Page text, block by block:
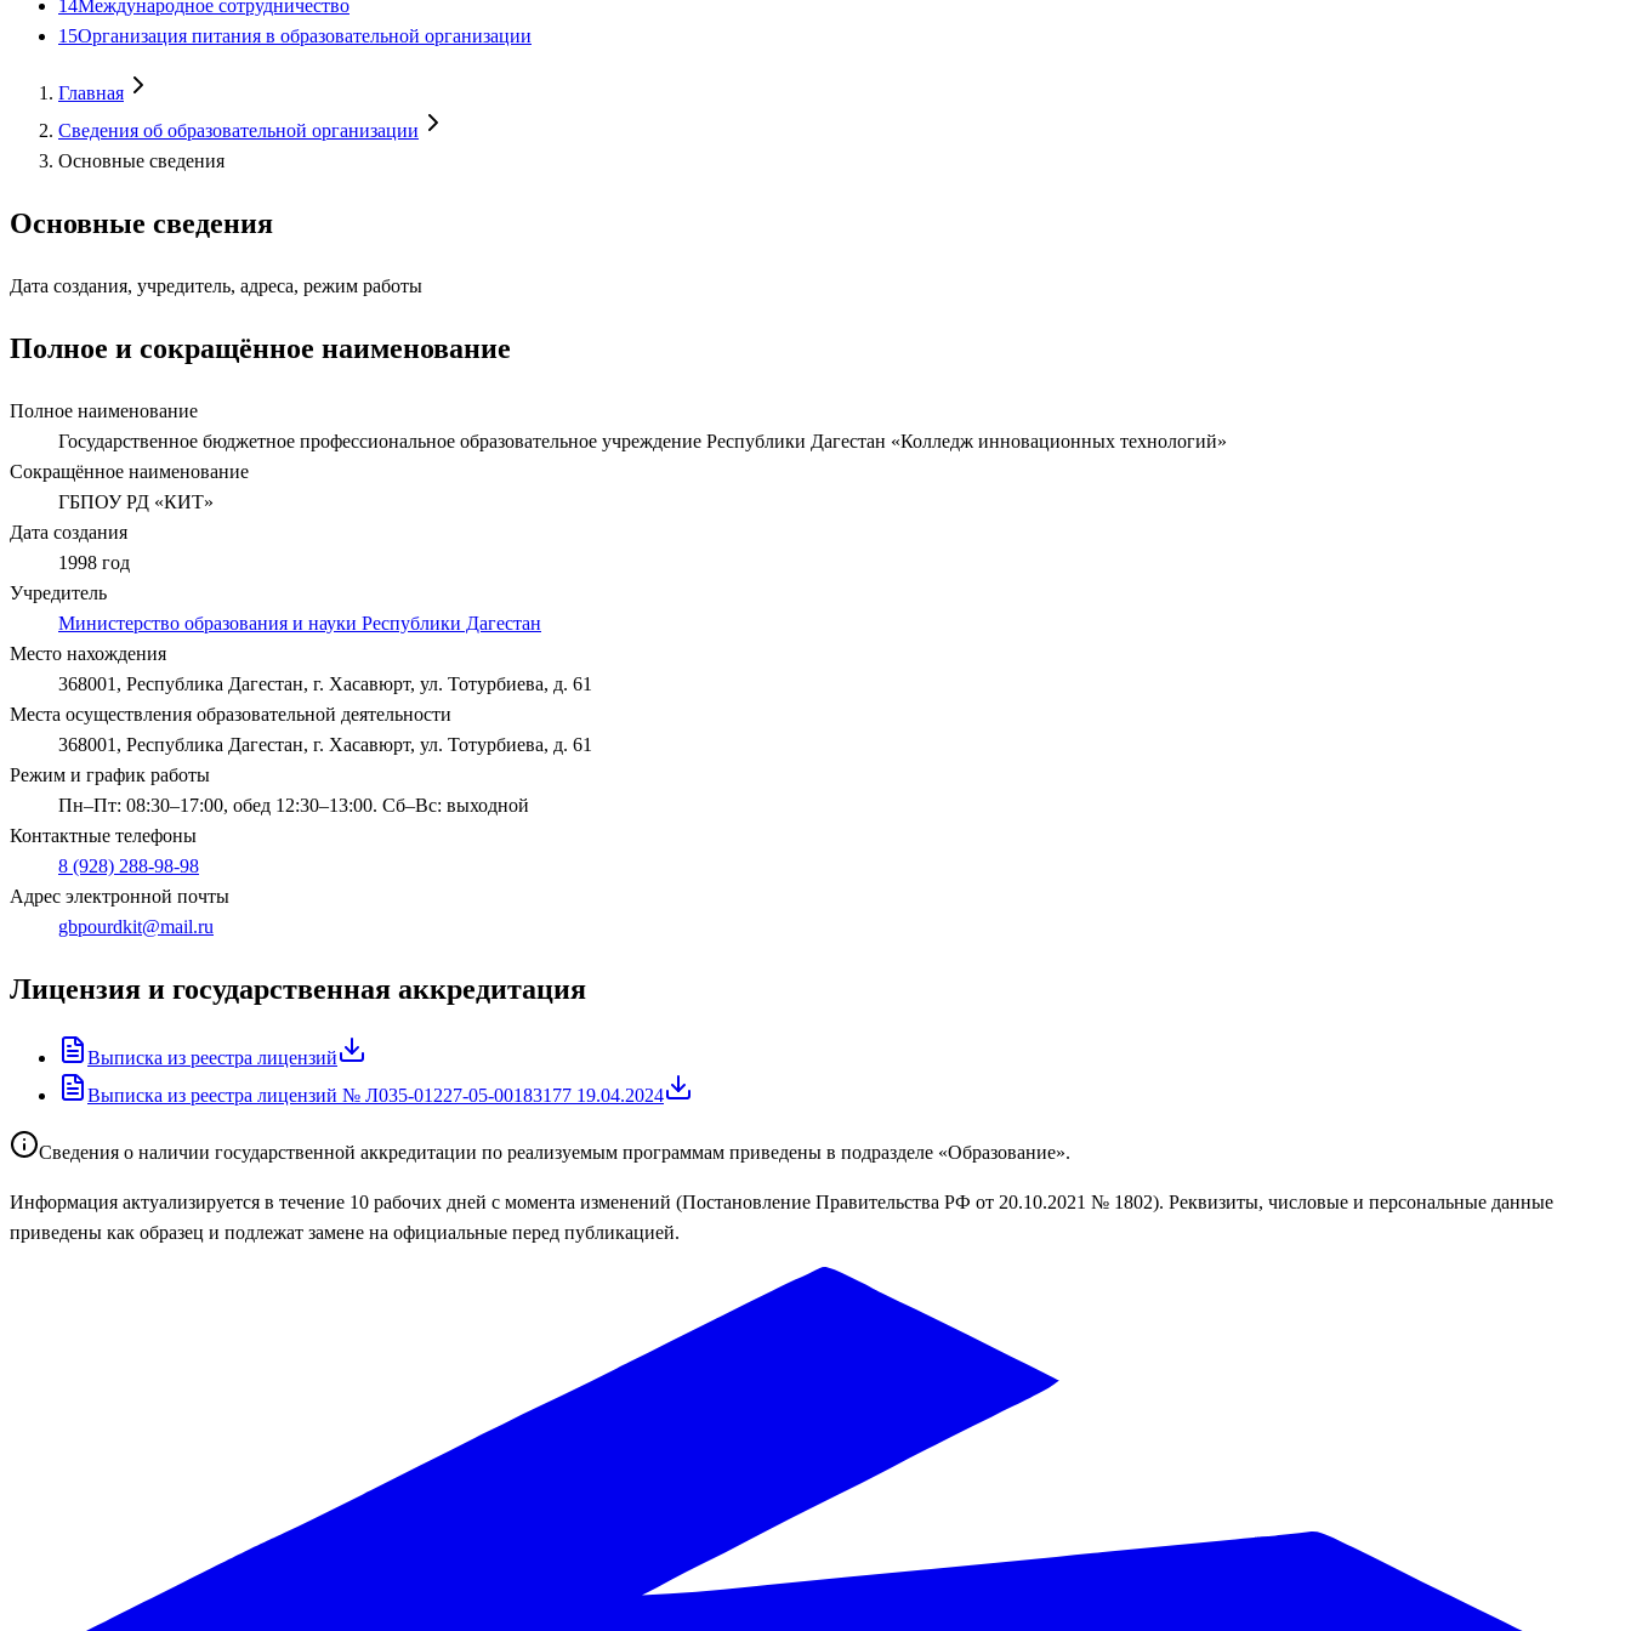
14Международное сотрудничество
15Организация питания в образовательной организации
Главная
Сведения об образовательной организации
Основные сведения
Основные сведения
Дата создания, учредитель, адреса, режим работы
Полное и сокращённое наименование
Полное наименование
Государственное бюджетное профессиональное образовательное учреждение Республики Дагестан «Колледж инновационных технологий»
Сокращённое наименование
ГБПОУ РД «КИТ»
Дата создания
1998 год
Учредитель
Министерство образования и науки Республики Дагестан
Место нахождения
368001, Республика Дагестан, г. Хасавюрт, ул. Тотурбиева, д. 61
Места осуществления образовательной деятельности
368001, Республика Дагестан, г. Хасавюрт, ул. Тотурбиева, д. 61
Режим и график работы
Пн–Пт: 08:30–17:00, обед 12:30–13:00. Сб–Вс: выходной
Контактные телефоны
8 (928) 288-98-98
Адрес электронной почты
gbpourdkit@mail.ru
Лицензия и государственная аккредитация
Выписка из реестра лицензий
Выписка из реестра лицензий № Л035-01227-05-00183177 19.04.2024
Сведения о наличии государственной аккредитации по реализуемым программам приведены в подразделе «Образование».
Информация актуализируется в течение 10 рабочих дней с момента изменений (Постановление Правительства РФ от 20.10.2021 № 1802). Реквизиты, числовые и персональные данные
приведены как образец и подлежат замене на официальные перед публикацией.